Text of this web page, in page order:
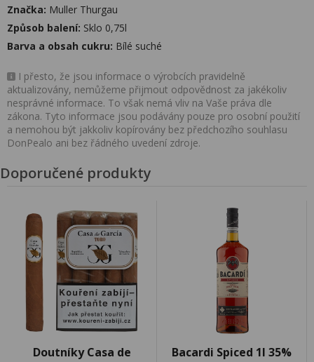
Značka: Muller Thurgau
Způsob balení: Sklo 0,75l
Barva a obsah cukru: Bílé suché
I přesto, že jsou informace o výrobcích pravidelně
aktualizovány, nemůžeme přijmout odpovědnost za jakékoliv
nesprávné informace. To však nemá vliv na Vaše práva dle
zákona. Tyto informace jsou podávány pouze pro osobní použití
a nemohou být jakkoliv kopírovány bez předchozího souhlasu
DonPealo ani bez řádného uvedení zdroje.
Doporučené produkty
Doutníky Casa de
Bacardi Spiced 1l 35%